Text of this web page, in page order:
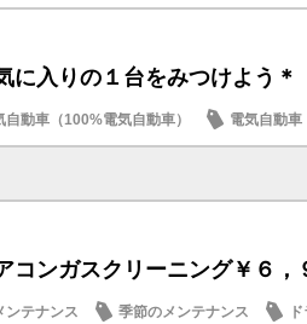
に入りの１台をみつけよう＊
自動車（100%電気自動車）
電気自動車
バン・ワゴン
新型車 近所・近隣
コンガスクリーニング￥６，
ンテナンス 季節のメンテナンス